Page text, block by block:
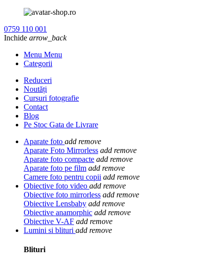
0759 110 001
Inchide arrow_back
Menu Menu
Categorii
Reduceri
Noutăți
Cursuri fotografie
Contact
Blog
Pe Stoc Gata de Livrare
Aparate foto add remove
Aparate Foto Mirrorless add remove
Aparate foto compacte add remove
Aparate foto pe film add remove
Camere foto pentru copii add remove
Obiective foto video add remove
Obiective foto mirrorless add remove
Obiective Lensbaby add remove
Obiective anamorphic add remove
Obiective V-AF add remove
Lumini si blituri add remove
Blituri